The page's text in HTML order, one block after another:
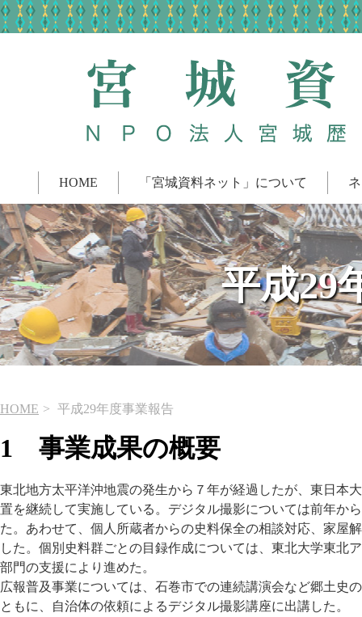
HOME 「宮城資料ネット」について
平成29
HOME 平成29年度事業報告
1 事業成果の概要
東北地方太平洋沖地震の発生から７年が経過したが、東日本
置を継続して実施している。デジタル撮影については前年か
た。あわせて、個人所蔵者からの史料保全の相談対応、家屋
した。個別史料群ごとの目録作成については、東北大学東北
部門の支援により進めた。
広報普及事業については、石巻市での連続講演会など郷土史
ともに、自治体の依頼によるデジタル撮影講座に出講した。